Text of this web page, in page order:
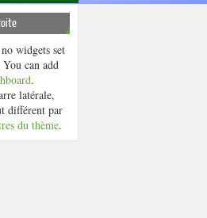
widgets set
can add
.
latérale,
différent par
du thème.